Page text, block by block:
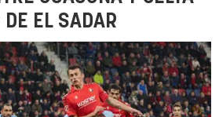
DE EL SADAR